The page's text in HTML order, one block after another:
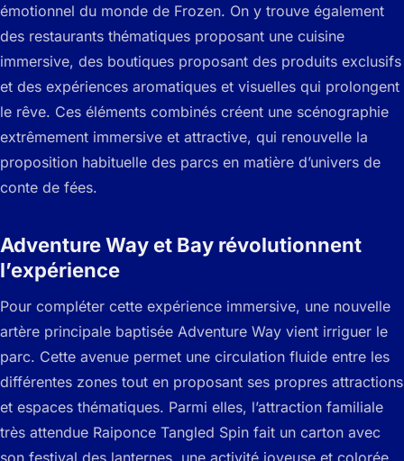
émotionnel du monde de Frozen. On y trouve également
des restaurants thématiques proposant une cuisine
immersive, des boutiques proposant des produits exclusifs
et des expériences aromatiques et visuelles qui prolongent
le rêve. Ces éléments combinés créent une scénographie
extrêmement immersive et attractive, qui renouvelle la
proposition habituelle des parcs en matière d’univers de
conte de fées.
Adventure Way et Bay révolutionnent
l’expérience
Pour compléter cette expérience immersive, une nouvelle
artère principale baptisée Adventure Way vient irriguer le
parc. Cette avenue permet une circulation fluide entre les
différentes zones tout en proposant ses propres attractions
et espaces thématiques. Parmi elles, l’attraction familiale
très attendue Raiponce Tangled Spin fait un carton avec
son festival des lanternes, une activité joyeuse et colorée